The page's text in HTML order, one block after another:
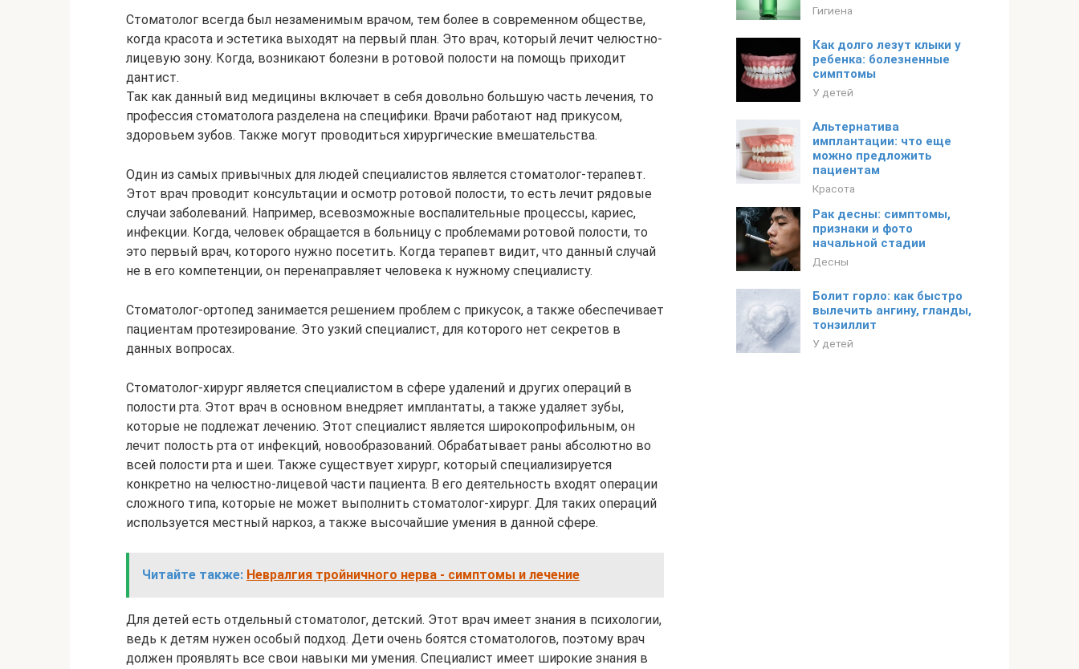
Стоматолог всегда был незаменимым врачом, тем более в современном обществе,
когда красота и эстетика выходят на первый план. Это врач, который лечит челюстно-
лицевую зону. Когда, возникают болезни в ротовой полости на помощь приходит
дантист.
Так как данный вид медицины включает в себя довольно большую часть лечения, то
профессия стоматолога разделена на специфики. Врачи работают над прикусом,
здоровьем зубов. Также могут проводиться хирургические вмешательства.
Один из самых привычных для людей специалистов является стоматолог-терапевт.
Этот врач проводит консультации и осмотр ротовой полости, то есть лечит рядовые
случаи заболеваний. Например, всевозможные воспалительные процессы, кариес,
инфекции. Когда, человек обращается в больницу с проблемами ротовой полости, то
это первый врач, которого нужно посетить. Когда терапевт видит, что данный случай
не в его компетенции, он перенаправляет человека к нужному специалисту.
Стоматолог-ортопед занимается решением проблем с прикусок, а также обеспечивает
пациентам протезирование. Это узкий специалист, для которого нет секретов в
данных вопросах.
Стоматолог-хирург является специалистом в сфере удалений и других операций в
полости рта. Этот врач в основном внедряет имплантаты, а также удаляет зубы,
которые не подлежат лечению. Этот специалист является широкопрофильным, он
лечит полость рта от инфекций, новообразований. Обрабатывает раны абсолютно во
всей полости рта и шеи. Также существует хирург, который специализируется
конкретно на челюстно-лицевой части пациента. В его деятельность входят операции
сложного типа, которые не может выполнить стоматолог-хирург. Для таких операций
используется местный наркоз, а также высочайшие умения в данной сфере.
Читайте также: Невралгия тройничного нерва - симптомы и лечение
Для детей есть отдельный стоматолог, детский. Этот врач имеет знания в психологии,
ведь к детям нужен особый подход. Дети очень боятся стоматологов, поэтому врач
должен проявлять все свои навыки ми умения. Специалист имеет широкие знания в
Гигиена
Как долго лезут клыки у
ребенка: болезненные
симптомы
У детей
Альтернатива
имплантации: что еще
можно предложить
пациентам
Красота
Рак десны: симптомы,
признаки и фото
начальной стадии
Десны
Болит горло: как быстро
вылечить ангину, гланды,
тонзиллит
У детей